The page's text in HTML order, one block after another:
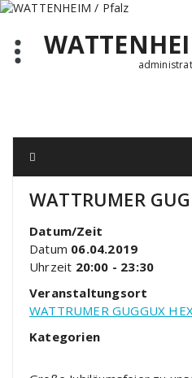
Zum
springen
WATTRUMER
Datum/Zeit
Datum 06.04.2019
Uhrzeit 20:00 - 23:30
Veranstaltungsort
WATTRUMER GUGGUX
Kategorien